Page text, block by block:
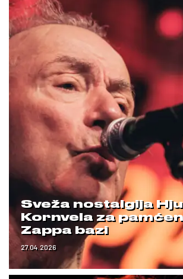
Sveža nostalgija
Kornvela za
Zappa bazi
27.04.2026